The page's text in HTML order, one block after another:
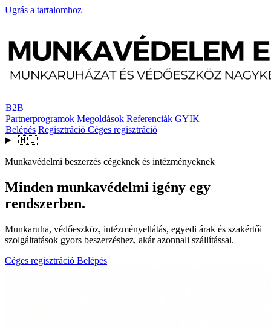
Ugrás a tartalomhoz
B2B
Partnerprogramok Megoldások Referenciák GYIK
Belépés Regisztráció Céges regisztráció
🇭🇺
Munkavédelmi beszerzés cégeknek és intézményeknek
Minden munkavédelmi igény egy
rendszerben.
Munkaruha, védőeszköz, intézményellátás, egyedi árak és szakértői
szolgáltatások gyors beszerzéshez, akár azonnali szállítással.
Céges regisztráció Belépés